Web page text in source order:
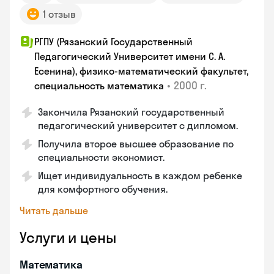
1 отзыв
РГПУ (Рязанский Государственный
Педагогический Университет имени С. А.
Есенина), физико-математический факультет,
специальность математика • 2000 г.
Закончилa Рязанский государственный
педагогический университет с дипломом.
Получила второе высшее образование по
специальности экономист.
Ищет индивидуальность в каждом ребенке
для комфортного обучения.
Читать дальше
Услуги и цены
Математика